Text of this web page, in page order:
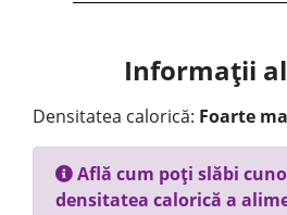
Informații
Densitatea calorică: Foarte
Află cum poți slăbi
densitatea calorică a